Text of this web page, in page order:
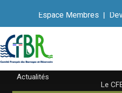
Espace Membres |
Actualités
Le